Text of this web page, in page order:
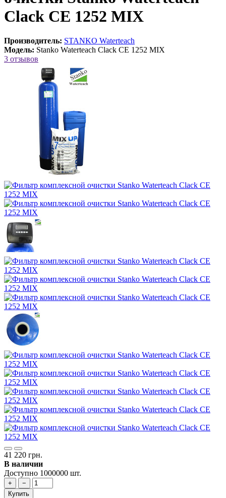
Clack CE 1252 MIX
Производитель: STANKO Waterteach
Модель: Stanko Waterteach Clack CE 1252 MIX
3 отзывов
41 220 грн.
В наличии
Доступно 1000000 шт.
+
−
Купить